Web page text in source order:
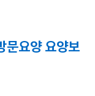
요양 요양보